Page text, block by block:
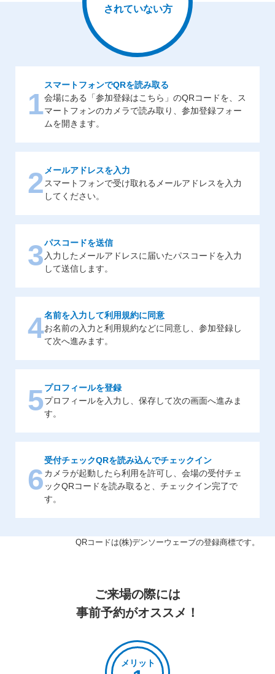
されていない方
1
スマートフォンでQRを読み取る
会場にある「参加登録はこちら」のQRコードを、ス
マートフォンのカメラで読み取り、参加登録フォー
ムを開きます。
2 メールアドレスを入力
スマートフォンで受け取れるメールアドレスを入力
してください。
3パスコードを送信
入力したメールアドレスに届いたパスコードを入力
して送信します。
4名前を入力して利用規約に同意
お名前の入力と利用規約などに同意し、参加登録し
て次へ進みます。
5プロフィールを登録
プロフィールを入力し、保存して次の画面へ進みま
す。
6
受付チェックQRを読み込んでチェックイン
カメラが起動したら利用を許可し、会場の受付チェ
ックQRコードを読み取ると、チェックイン完了で
す。
QRコードは(株)デンソーウェーブの登録商標です。
ご来場の際には
事前予約がオススメ！
メリット